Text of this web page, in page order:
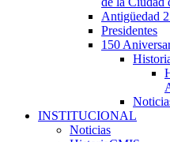
Antigüedad
Presidentes
150
INSTITUCIONAL
Noticias